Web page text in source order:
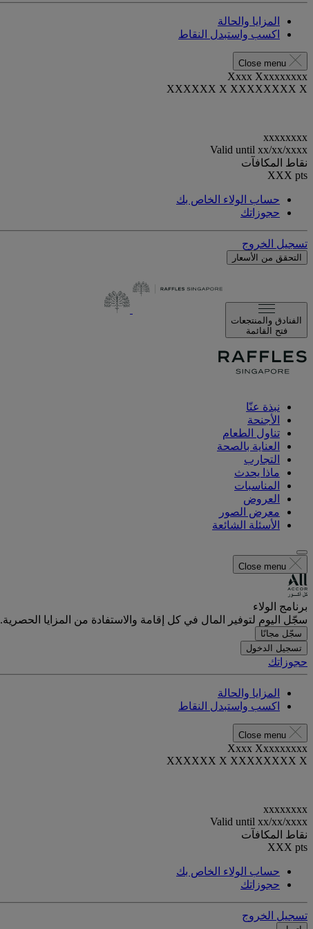
المزايا والحالة
اكسب واستبدل النقاط
Close menu
Xxxx Xxxxxxxxx
XXXXXX X XXXXXXXX X
xxxxxxxx
Valid until xx/xx/xxxx
نقاط المكافآت
XXX pts
حساب الولاء الخاص بك
حجوزاتك
تسجيل الخروج
التحقق من الأسعار
الفنادق والمنتجعات
فتح القائمة
نبذة عنّا
الأجنحة
تناول الطعام
العناية بالصحة
التجارب
ماذا يحدث
المناسبات
العروض
معرض الصور
الأسئلة الشائعة
Close menu
برنامج الولاء
سجّل اليوم لتوفير المال في كل إقامة والاستفادة من المزايا الحصرية.
سجّل مجانًا
تسجيل الدخول
حجوزاتك
المزايا والحالة
اكسب واستبدل النقاط
Close menu
Xxxx Xxxxxxxxx
XXXXXX X XXXXXXXX X
xxxxxxxx
Valid until xx/xx/xxxx
نقاط المكافآت
XXX pts
حساب الولاء الخاص بك
حجوزاتك
تسجيل الخروج